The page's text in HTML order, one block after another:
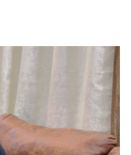
बयान
पर
मुस्लिम
धर्मगुरुओं
की